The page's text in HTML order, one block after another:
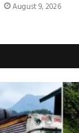
August 9, 2026